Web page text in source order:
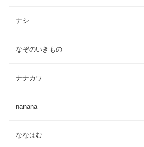
ナシ
なぞのいきもの
ナナカワ
nanana
ななはむ